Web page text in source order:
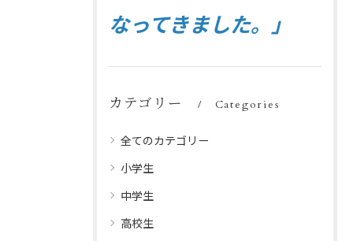
なってきました。」
カテゴリー Categories
全てのカテゴリー
小学生
中学生
高校生